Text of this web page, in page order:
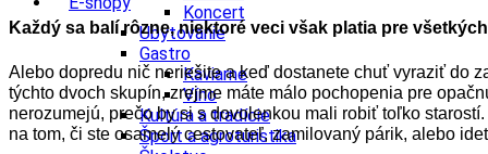
Koncert
Ubytovanie
Gastro
Kaviarne
Víno
Kultúra a tradície
Šport a agroturistika
Každý sa balí rôzne, niektoré veci však platia pre všetkých
Alebo dopredu nič neriešite a keď dostanete chuť vyraziť do
týchto dvoch skupín, zrejme máte málo pochopenia pre
nerozumejú, prečo by si s dovolenkou mali robiť toľko starostí.
na tom, či ste osamelý cestovateľ, zamilovaný párik, alebo